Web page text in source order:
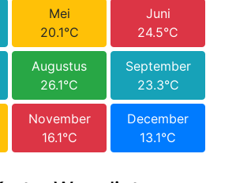
Mei
20.1°C
Juni
24.5°C
Augustus
26.1°C
September
23.3°C
November
16.1°C
December
13.1°C